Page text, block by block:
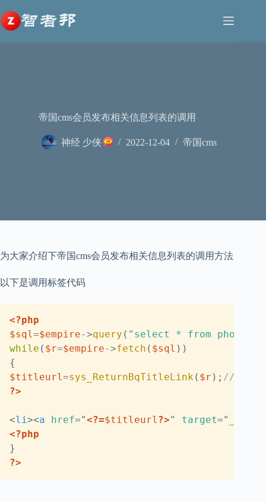
至
内
容
帝国cms会员发布相关信息列表的调用
神经 少侠 2022-12-04 帝国cms
为大家介绍下帝国cms会员发布相关信息列表的调用方法
以下是调用标签代码
<?php
$sql=$empire->query ( "select * from
while ( $r=$empire->fetch ( $sql ) )
{
$titleurl=sys_ReturnBqTitleLink( $r ) ; //链接
?>
<li><a href="<?=$titleurl?>" target="
<?php
}
?>